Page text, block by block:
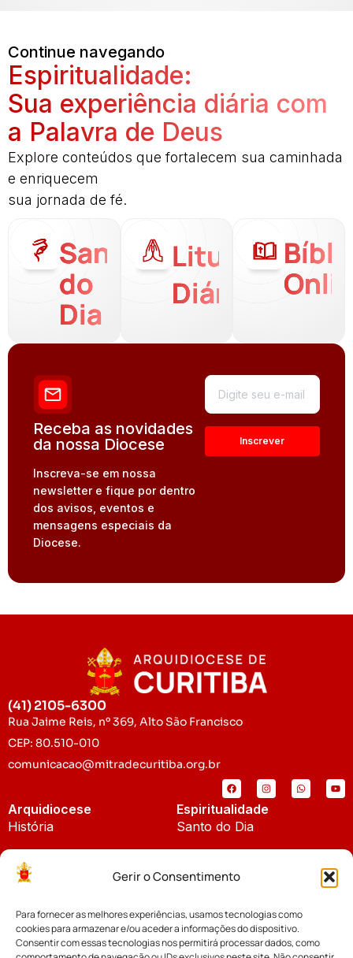
Gerir o Consentimento
Para fornecer as melhores experiências, usamos tecnologias como
cookies para armazenar e/ou aceder a informações do dispositivo.
Consentir com essas tecnologias nos permitirá processar dados, como
Continue navegando
Espiritualidade:
Sua experiência diária com
a Palavra de Deus
Explore conteúdos que fortalecem sua caminhada
e enriquecem
sua jornada de fé.
Santo
do
Dia
Liturgia
Diária
Receba as novidades
da nossa Diocese
Inscreva-se em nossa
newsletter e fique por dentro
dos avisos, eventos e
mensagens especiais da
Diocese.
(41) 2105-6300
Rua Jaime Reis, nº 369, Alto São Francisco
CEP: 80.510-010
comunicacao@mitradecuritiba.org.br
Arquidiocese
História
Padroeira
Espiritualidade
Santo do Dia
Notícias
Notícias da Arquidiocese
Cúria Diocesana
Fundo Diocesano